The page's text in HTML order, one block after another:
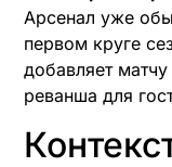
Арсенал уже
первом круге
добавляет
реванша для